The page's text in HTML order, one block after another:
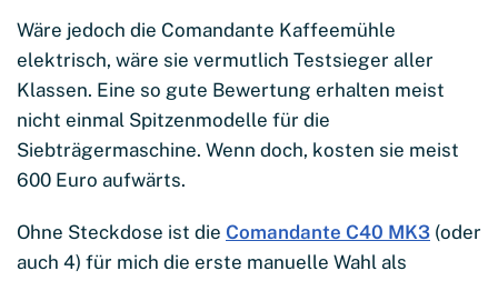
Wäre jedoch die Comandante Kaffeemühle
elektrisch, wäre sie vermutlich Testsieger aller
Klassen. Eine so gute Bewertung erhalten meist
nicht einmal Spitzenmodelle für die
Siebträgermaschine. Wenn doch, kosten sie meist
600 Euro aufwärts.
Ohne Steckdose ist die Comandante C40 MK3 (oder
auch 4) für mich die erste manuelle Wahl als